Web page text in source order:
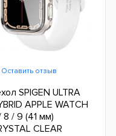
Оставить отзыв
SPIGEN ULTRA
APPLE WATCH
8 / 9 (41 мм)
CLEAR